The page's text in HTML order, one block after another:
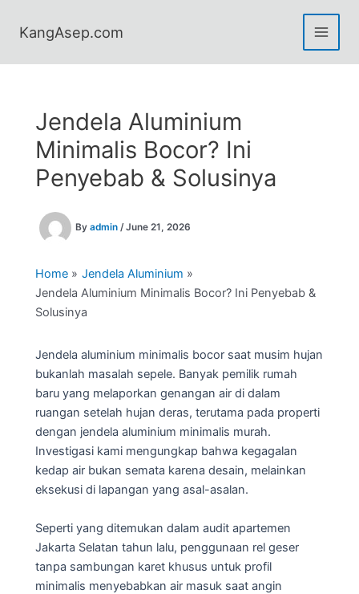
KangAsep.com
Jendela Aluminium
Minimalis Bocor? Ini
Penyebab & Solusinya
By admin /June 21, 2026
Home
Jendela Aluminium
Jendela Aluminium Minimalis Bocor? Ini Penyebab &
Solusinya
Jendela aluminium minimalis bocor saat musim hujan
bukanlah masalah sepele. Banyak pemilik rumah
baru yang melaporkan genangan air di dalam
ruangan setelah hujan deras, terutama pada properti
dengan jendela aluminium minimalis murah.
Investigasi kami mengungkap bahwa kegagalan
kedap air bukan semata karena desain, melainkan
eksekusi di lapangan yang asal-asalan.
Seperti yang ditemukan dalam audit apartemen
Jakarta Selatan tahun lalu, penggunaan rel geser
tanpa sambungan karet khusus untuk profil
minimalis menyebabkan air masuk saat angin